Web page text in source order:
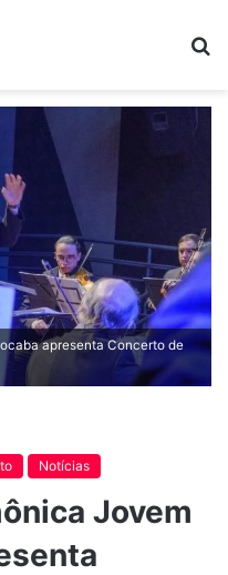
apresenta Concerto de
Notícias
Jovem